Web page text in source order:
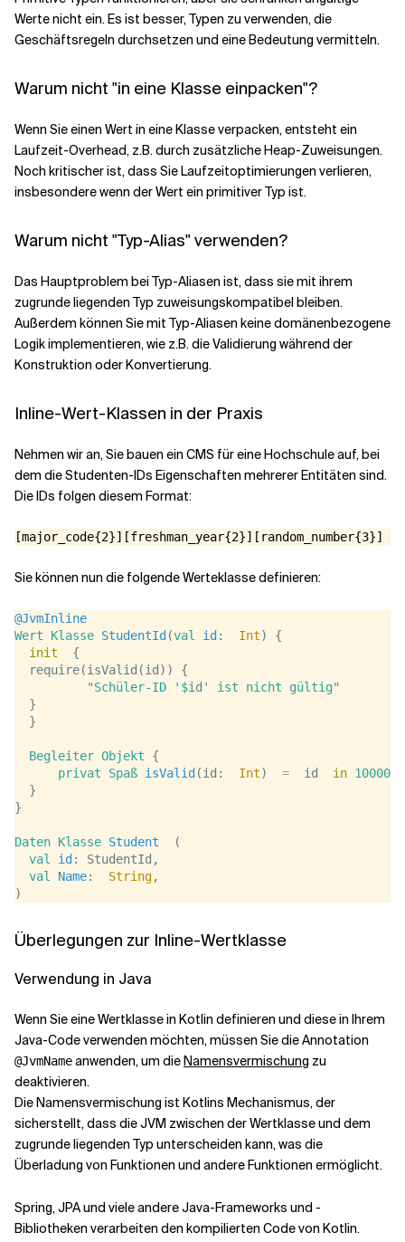
Werte nicht ein. Es ist besser, Typen zu verwenden, die
Geschäftsregeln durchsetzen und eine Bedeutung vermitteln.
Warum nicht "in eine Klasse einpacken"?
Wenn Sie einen Wert in eine Klasse verpacken, entsteht ein
Laufzeit-Overhead, z.B. durch zusätzliche Heap-Zuweisungen.
Noch kritischer ist, dass Sie Laufzeitoptimierungen verlieren,
insbesondere wenn der Wert ein primitiver Typ ist.
Warum nicht "Typ-Alias" verwenden?
Das Hauptproblem bei Typ-Aliasen ist, dass sie mit ihrem
zugrunde liegenden Typ zuweisungskompatibel bleiben.
Außerdem können Sie mit Typ-Aliasen keine domänenbezogene
Logik implementieren, wie z.B. die Validierung während der
Konstruktion oder Konvertierung.
Inline-Wert-Klassen in der Praxis
Nehmen wir an, Sie bauen ein CMS für eine Hochschule auf, bei
dem die Studenten-IDs Eigenschaften mehrerer Entitäten sind.
Die IDs folgen diesem Format:
Sie können nun die folgende Werteklasse definieren:
@JvmInline
Wert
Klasse StudentId (val id : Int) {
init
  {
  require(isValid(id)) {
"Schüler-ID '$id ' ist nicht gültig"
  }
  }
Begleiter Objekt
{
privat
Spaß isValid (id: Int) =
  id
in
  }
}
Daten Klasse Student
  (
val
id : StudentId,
val
Name: String,
)
Überlegungen zur Inline-Wertklasse
Verwendung in Java
Wenn Sie eine Wertklasse in Kotlin definieren und diese in Ihrem
Java-Code verwenden möchten, müssen Sie die Annotation
@JvmNameanwenden, um dieNamensvermischung zu
deaktivieren.
Die Namensvermischung ist Kotlins Mechanismus, der
sicherstellt, dass die JVM zwischen der Wertklasse und dem
zugrunde liegenden Typ unterscheiden kann, was die
Überladung von Funktionen und andere Funktionen ermöglicht.
Spring, JPA und viele andere Java-Frameworks und -
Bibliotheken verarbeiten den kompilierten Code von Kotlin.